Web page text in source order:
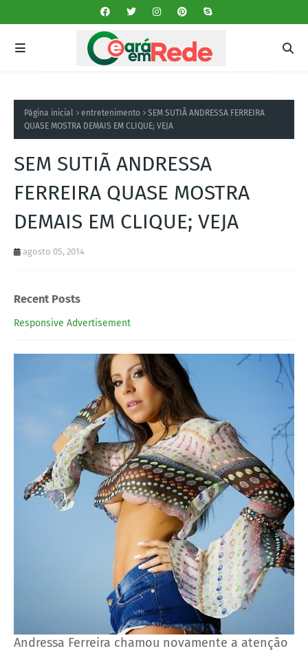
Página inicial entretenimento
SEM SUTIÃ ANDRESSA FERREIRA
QUASE MOSTRA DEMAIS EM CLIQUE; VEJA
SEM SUTIÃ ANDRESSA
FERREIRA QUASE MOSTRA
DEMAIS EM CLIQUE; VEJA
agosto 05, 2014
Recent Posts
Responsive Advertisement
Andressa Ferreira chamou novamente a atenção